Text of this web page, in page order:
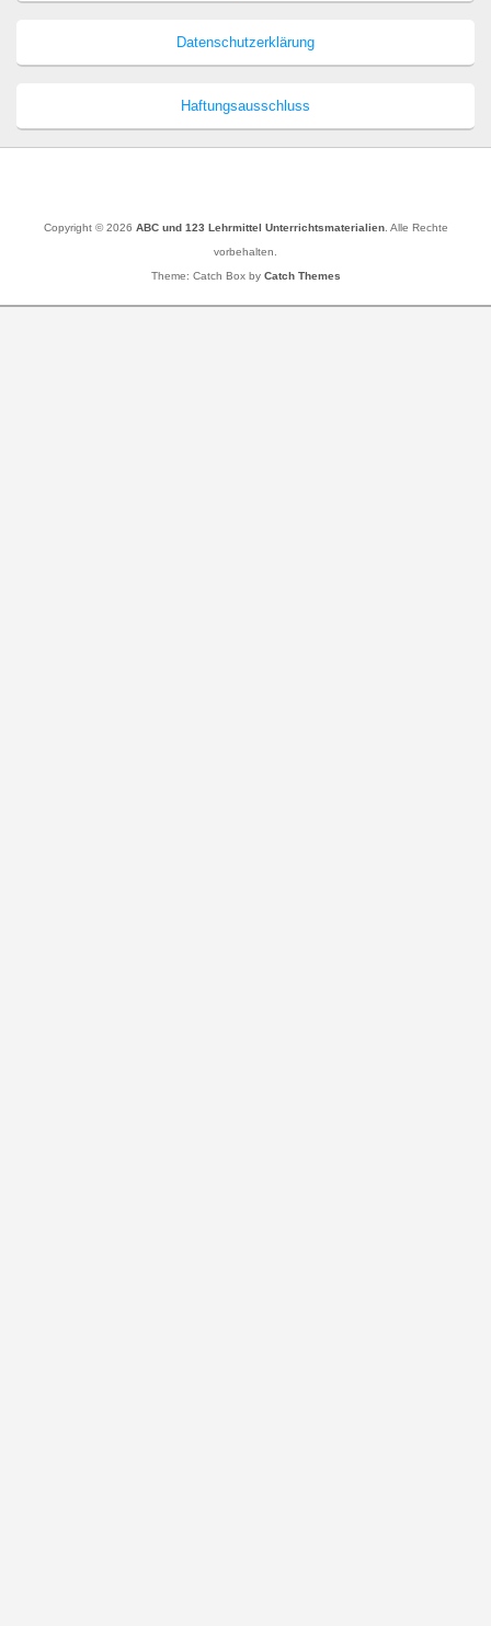
Datenschutzerklärung
Haftungsausschluss
Copyright © 2026 ABC und 123 Lehrmittel Unterrichtsmaterialien. Alle Rechte
vorbehalten.
Theme: Catch Box by Catch Themes